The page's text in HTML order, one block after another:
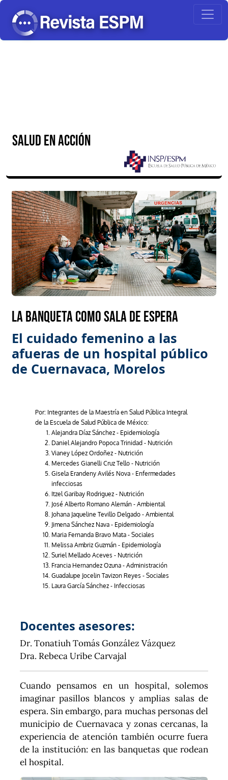
SALUD EN ACCIÓN
La banqueta como sala de espera
El cuidado femenino a las
afueras de un hospital público
de Cuernavaca, Morelos
Por: Integrantes de la Maestría en Salud Pública Integral
de la Escuela de Salud Pública de México:
Alejandra Díaz Sánchez - Epidemiología
Daniel Alejandro Popoca Trinidad - Nutrición
Vianey López Ordoñez - Nutrición
Mercedes Gianelli Cruz Tello - Nutrición
Gisela Erandeny Avilés Nova - Enfermedades
infecciosas
Itzel Garibay Rodriguez - Nutrición
José Alberto Romano Alemán - Ambiental
Johana Jaqueline Tevillo Delgado - Ambiental
Jimena Sánchez Nava - Epidemiología
Maria Fernanda Bravo Mata - Sociales
Melissa Ambriz Guzmán - Epidemiología
Suriel Mellado Aceves - Nutrición
Francia Hernandez Ozuna - Administración
Guadalupe Jocelin Tavizon Reyes - Sociales
Laura García Sánchez - Infecciosas
Docentes asesores:
Dr. Tonatiuh Tomás González Vázquez
Dra. Rebeca Uribe Carvajal
Cuando pensamos en un hospital, solemos
imaginar pasillos blancos y amplias salas de
espera. Sin embargo, para muchas personas del
municipio de Cuernavaca y zonas cercanas, la
experiencia de atención también ocurre fuera
de la institución: en las banquetas que rodean
el hospital.